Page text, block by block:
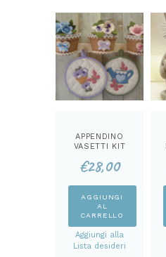
APPENDINO
VASETTI KIT
€28,00
AGGIUNGI
AL
CARRELLO
Aggiungi alla
Lista desideri